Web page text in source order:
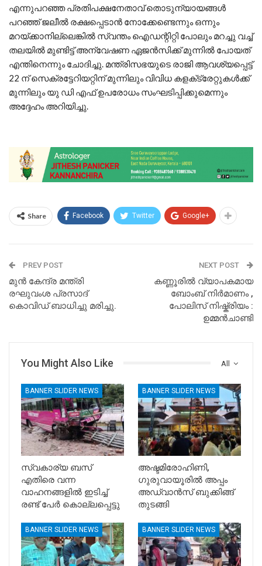
എന്നുപറഞ്ഞ പ്രതിപക്ഷനേതാവ് തൊടുന്യായങ്ങള്‍
പറഞ്ഞ് ജലീല്‍ രക്ഷപ്പെടാന്‍ നോക്കേണ്ടെന്നും ഒന്നും
മറയ്ക്കാനില്ലെങ്കില്‍ സ്വന്തം ഐഡന്റിറ്റി പോലും മറച്ചു വച്ച്‌
തലയില്‍ മുണ്ടിട്ട് അന്വേഷണ ഏജന്‍സിക്ക് മുന്നില്‍ പോയത്
എന്തിനെന്നും ചോദിച്ചു. മന്ത്രിസഭയുടെ രാജി ആവശ്യപ്പെട്ട്
22 ന് സെക്രട്ടേറിയറ്റിന് മുന്നിലും വിവിധ കളക്‌ട്രേറ്റുകള്‍ക്ക്
മുന്നിലും യു ഡി എഫ് ഉപരോധം സംഘടിപ്പിക്കുമെന്നും
അദ്ദേഹം അറിയിച്ചു.
Share Facebook Twitter Google+
PREV POST
മുന്‍ കേന്ദ്ര മന്ത്രി
രഘുവംശ പ്രസാദ്
കൊവിഡ് ബാധിച്ചു മരിച്ചു.
NEXT POST
കണ്ണൂരില്‍ വ്യാപകമായ
ബോംബ്‌ നിര്‍മാണം ,
പോലിസ് നിഷ്ക്രിയം :
ഉമ്മന്‍ചാണ്ടി
All
You Might Also Like
BANNER SLIDER NEWS
സ്വകാര്യ ബസ്
എതിരെ വന്ന
വാഹനങ്ങളിൽ ഇടിച്ച്
രണ്ട് പേർ കൊല്ലപ്പെട്ടു
BANNER SLIDER NEWS
അഷ്ടമിരോഹിണി,
ഗുരുവായൂരിൽ അപ്പം
അഡ്വാൻസ് ബുക്കിങ്ങ്
തുടങ്ങി
BANNER SLIDER NEWS BANNER SLIDER NEWS